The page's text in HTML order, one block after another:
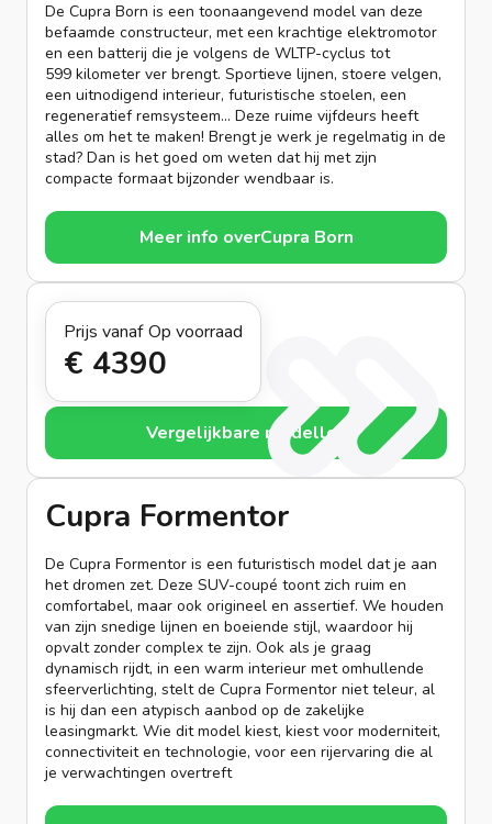
De Cupra Born is een toonaangevend model van deze
befaamde constructeur, met een krachtige elektromotor
en een batterij die je volgens de WLTP-cyclus tot
599 kilometer ver brengt. Sportieve lijnen, stoere velgen,
een uitnodigend interieur, futuristische stoelen, een
regeneratief remsysteem... Deze ruime vijfdeurs heeft
alles om het te maken! Brengt je werk je regelmatig in de
stad? Dan is het goed om weten dat hij met zijn
compacte formaat bijzonder wendbaar is.
Meer info overCupra Born
Prijs vanaf
€ 439
Op voorraad
0
Vergelijkbare modellen
Cupra Formentor
De Cupra Formentor is een futuristisch model dat je aan
het dromen zet. Deze SUV-coupé toont zich ruim en
comfortabel, maar ook origineel en assertief. We houden
van zijn snedige lijnen en boeiende stijl, waardoor hij
opvalt zonder complex te zijn. Ook als je graag
dynamisch rijdt, in een warm interieur met omhullende
sfeerverlichting, stelt de Cupra Formentor niet teleur, al
is hij dan een atypisch aanbod op de zakelijke
leasingmarkt. Wie dit model kiest, kiest voor moderniteit,
connectiviteit en technologie, voor een rijervaring die al
je verwachtingen overtreft